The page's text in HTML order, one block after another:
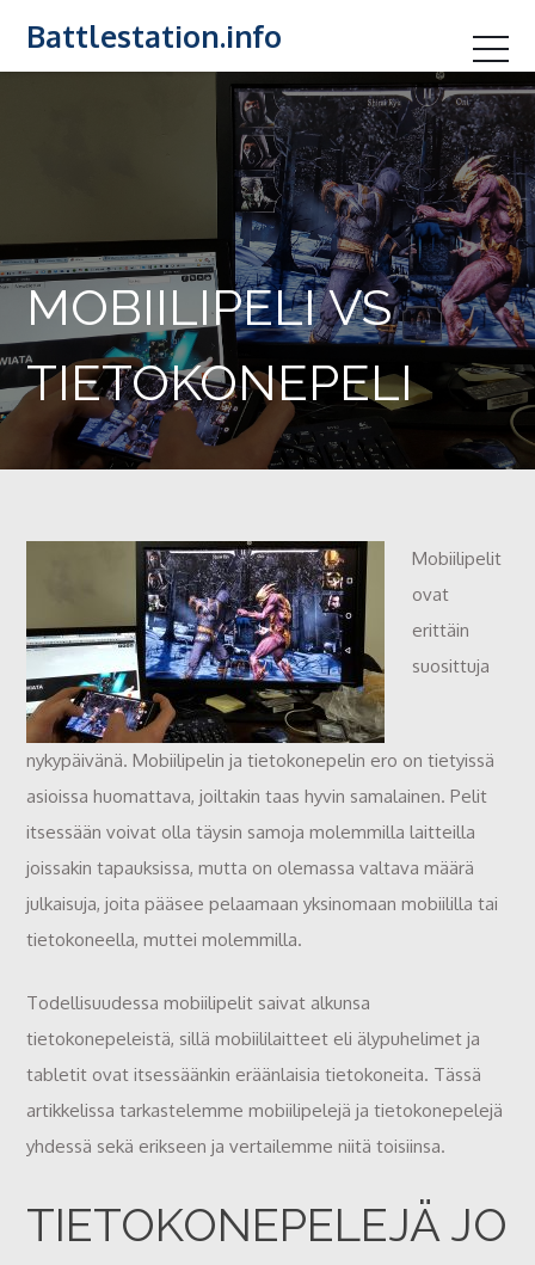
content
Battlestation.info
MOBIILIPELI VS
TIETOKONEPELI
Mobiilipelit
ovat
erittäin
suosittuja
nykypäivänä. Mobiilipelin ja tietokonepelin ero on tietyissä
asioissa huomattava, joiltakin taas hyvin samalainen. Pelit
itsessään voivat olla täysin samoja molemmilla laitteilla
joissakin tapauksissa, mutta on olemassa valtava määrä
julkaisuja, joita pääsee pelaamaan yksinomaan mobiililla tai
tietokoneella, muttei molemmilla.
Todellisuudessa mobiilipelit saivat alkunsa
tietokonepeleistä, sillä mobiililaitteet eli älypuhelimet ja
tabletit ovat itsessäänkin eräänlaisia tietokoneita. Tässä
artikkelissa tarkastelemme mobiilipelejä ja tietokonepelejä
yhdessä sekä erikseen ja vertailemme niitä toisiinsa.
TIETOKONEPELEJÄ JO